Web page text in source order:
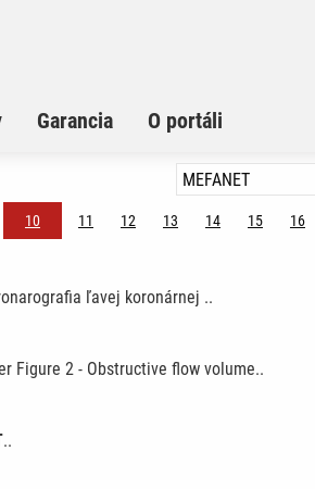
Garancia O portáli
10 11 12 13 14 15 16
ľavej koronárnej ..
Figure 2 - Obstructive flow volume..
..